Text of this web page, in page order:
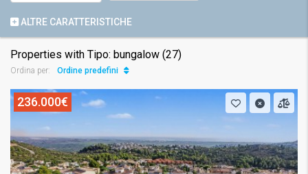
ALTRE CARATTERISTICHE
Properties with Tipo: bungalow (27)
Ordina per: Ordine predefinito
236.000€